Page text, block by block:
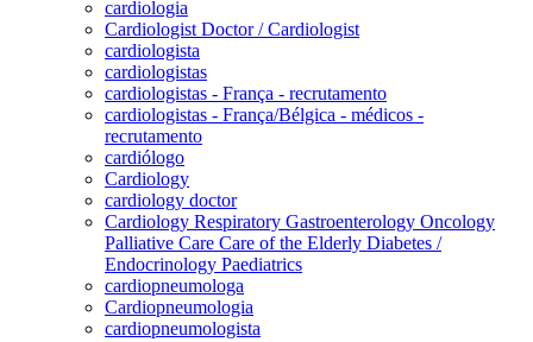
cardiologia
Cardiologist Doctor / Cardiologist
cardiologista
cardiologistas
cardiologistas - França - recrutamento
cardiologistas - França/Bélgica - médicos -
recrutamento
cardiólogo
Cardiology
cardiology doctor
Cardiology Respiratory Gastroenterology Oncology
Palliative Care Care of the Elderly Diabetes /
Endocrinology Paediatrics
cardiopneumologa
Cardiopneumologia
cardiopneumologista